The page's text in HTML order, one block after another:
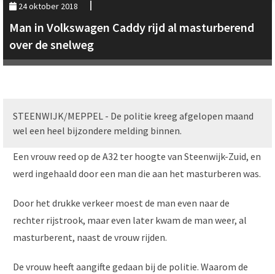
24 oktober 2018
Man in Volkswagen Caddy rijd al masturberend
over de snelweg
STEENWIJK/MEPPEL - De politie kreeg afgelopen maand
wel een heel bijzondere melding binnen.
Een vrouw reed op de A32 ter hoogte van Steenwijk-Zuid, en
werd ingehaald door een man die aan het masturberen was.
Door het drukke verkeer moest de man even naar de
rechter rijstrook, maar even later kwam de man weer, al
masturberent, naast de vrouw rijden.
De vrouw heeft aangifte gedaan bij de politie. Waarom de